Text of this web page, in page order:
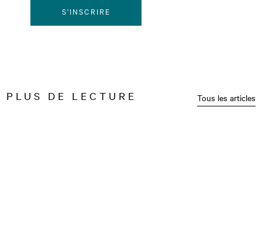
S'INSCRIRE
PLUS DE LECTURE Tous les articles